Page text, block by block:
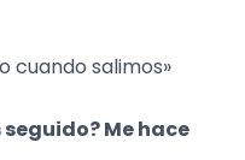
cuando salimos»
Me hace